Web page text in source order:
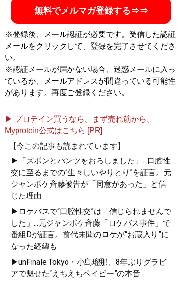
無料でメルマガ登録する⇒⇒
※登録後、メール認証が必要です。受信した認証
メールをクリックして、登録を完了させてくださ
い。
※認証メールが届かない場合、迷惑メールに入っ
ているか、メールアドレスが間違っている可能性
があります。再度ご登録ください。
▶ プロテイン買うなら、まず売れ筋から。
Myprotein公式はこちら [PR]
【今この記事も読まれています】
▶「ズボンとパンツをおろしました」...口腔性
交に至るまでの“生々しいやりとり”を証言。元
ジャンポケ斉藤被告が「同意があった」と信
じた理由
▶ロケバスで“口腔性交”は「信じられませんで
した」...元ジャンポケ斉藤「ロケバス事件」で
番組Dが証言。前代未聞のロケが“お蔵入り”に
なった経緯も
▶unFinale Tokyo・小島瑠那、8年ぶりグラビ
アで魅せた“えちえちベイビー”の本音